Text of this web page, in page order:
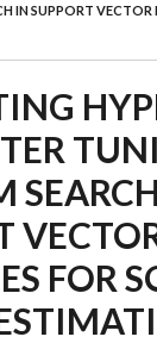
IN SUPPORT
FOR